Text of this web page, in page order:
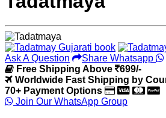
Ask A Question
Share Whatsapp
Free Shipping Above
699/-
Worldwide Fast Shipping by
70+ Payment Options
Join Our WhatsApp Group